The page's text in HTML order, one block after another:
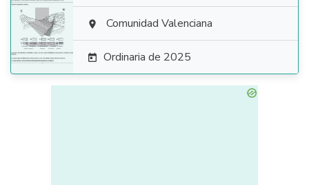
  Comunidad Valenciana
 Ordinaria de 2025